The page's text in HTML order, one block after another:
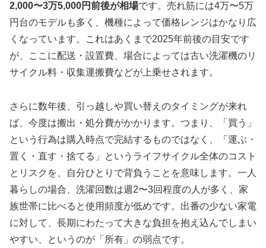
2,000〜3万5,000円前後が相場です。売れ筋には4万〜5万
円台のモデルも多く、機種によって価格レンジはかなり広
くなっています。これはあくまで2025年前後の目安です
が、ここに配送・設置費、場合によっては古い洗濯機のリ
サイクル料・収集運搬費などが上乗せされます。
さらに数年後、引っ越しや買い替えのタイミングが来れ
ば、今度は搬出・処分費がかかります。つまり、「買う」
という行為は購入時点で完結するものではなく、「運ぶ・
置く・直す・捨てる」というライフサイクル全体のコスト
とリスクを、自分ひとりで背負うことを意味します。一人
暮らしの場合、洗濯回数は週2〜3回程度の人が多く、家
族世帯に比べると使用頻度が低めです。出番の少ない家電
に対して、長期にわたって大きな負担を抱え込んでしまい
やすい、というのが「所有」の弱点です。